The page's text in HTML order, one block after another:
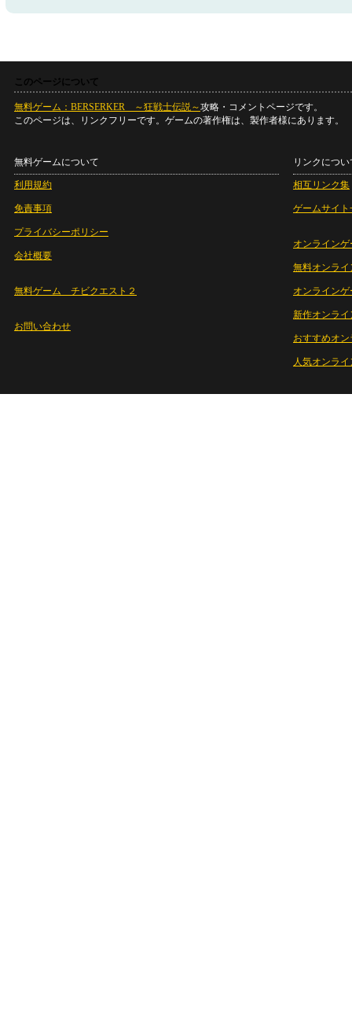
このページについて
無料ゲーム：BERSERKER ～狂戦士伝説～攻略・コメントページです。
このページは、リンクフリーです。ゲームの著作権は、製作者様にあります。
無料ゲームについて
利用規約
免責事項
プライバシーポリシー
会社概要
無料ゲーム チビクエスト２
お問い合わせ
リンクについ
相互リンク集
ゲームサイト
オンラインゲ
無料オンライ
オンライン
新作オンライ
おすすめオ
人気オンラ